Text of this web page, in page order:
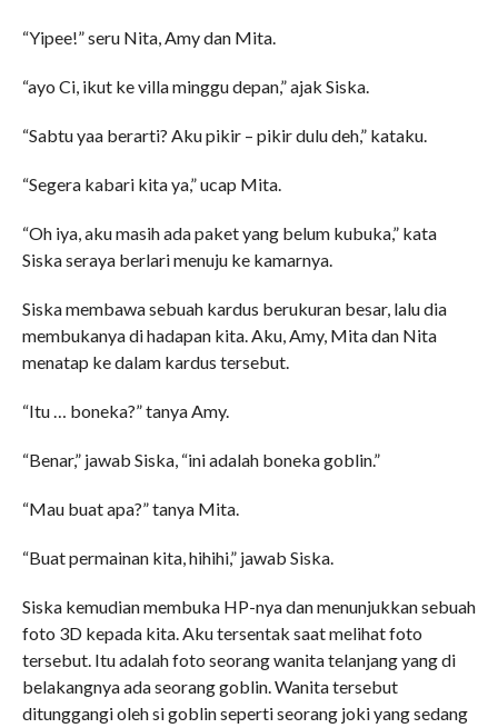
“Yipee!” seru Nita, Amy dan Mita.
“ayo Ci, ikut ke villa minggu depan,” ajak Siska.
“Sabtu yaa berarti? Aku pikir – pikir dulu deh,” kataku.
“Segera kabari kita ya,” ucap Mita.
“Oh iya, aku masih ada paket yang belum kubuka,” kata
Siska seraya berlari menuju ke kamarnya.
Siska membawa sebuah kardus berukuran besar, lalu dia
membukanya di hadapan kita. Aku, Amy, Mita dan Nita
menatap ke dalam kardus tersebut.
“Itu … boneka?” tanya Amy.
“Benar,” jawab Siska, “ini adalah boneka goblin.”
“Mau buat apa?” tanya Mita.
“Buat permainan kita, hihihi,” jawab Siska.
Siska kemudian membuka HP-nya dan menunjukkan sebuah
foto 3D kepada kita. Aku tersentak saat melihat foto
tersebut. Itu adalah foto seorang wanita telanjang yang di
belakangnya ada seorang goblin. Wanita tersebut
ditunggangi oleh si goblin seperti seorang joki yang sedang